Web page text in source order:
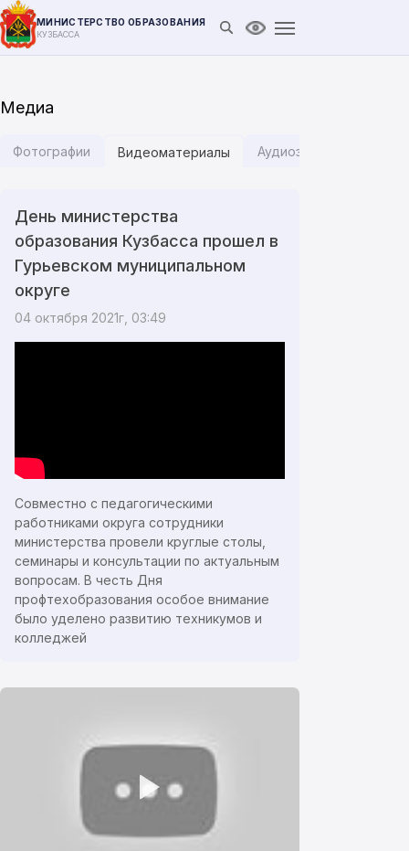
МИНИСТЕРСТВО ОБРАЗОВАНИЯ
КУЗБАССА Открыть поиск
Версия для
Медиа
Фотографии Видеоматериалы Аудиозаписи
День министерства
образования Кузбасса прошел в
Гурьевском муниципальном
округе
04 октября 2021г, 03:49
Совместно с педагогическими
работниками округа сотрудники
министерства провели круглые столы,
семинары и консультации по актуальным
вопросам. В честь Дня
профтехобразования особое внимание
было уделено развитию техникумов и
колледжей